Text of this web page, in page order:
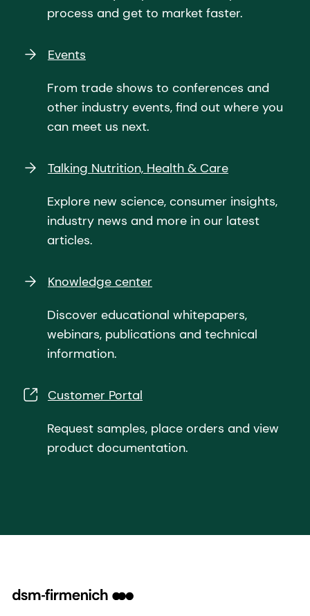
process and get to market faster.
Events
From trade shows to conferences and
other industry events, find out where you
can meet us next.
Talking Nutrition, Health & Care
Explore new science, consumer insights,
industry news and more in our latest
articles.
Knowledge center
Discover educational whitepapers,
webinars, publications and technical
information.
Customer Portal
Request samples, place orders and view
product documentation.